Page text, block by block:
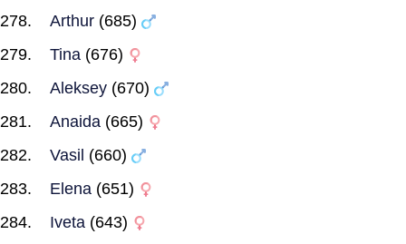
Arthur (685)
Tina (676)
Aleksey (670)
Anaida (665)
Vasil (660)
Elena (651)
Iveta (643)